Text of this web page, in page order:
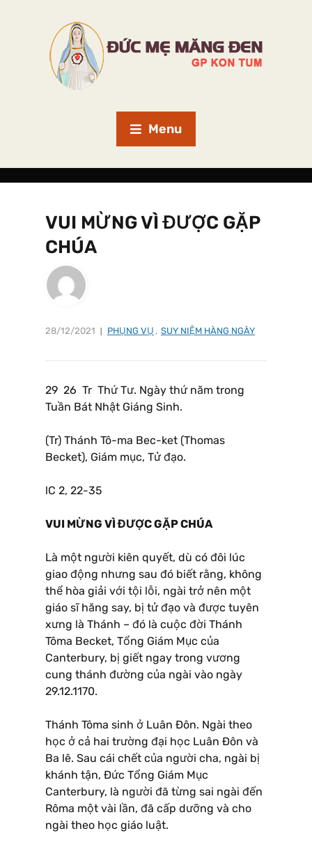
Menu
VUI MỪNG VÌ ĐƯỢC GẶP
CHÚA
28/12/2021 PHỤNG VỤ , SUY NIỆM HÀNG NGÀY
29 26 Tr Thứ Tư. Ngày thứ năm trong
Tuần Bát Nhật Giáng Sinh.
(Tr) Thánh Tô-ma Bec-ket (Thomas
Becket), Giám mục, Tử đạo.
lC 2, 22-35
VUI MỪNG VÌ ĐƯỢC GẶP CHÚA
Là một người kiên quyết, dù có đôi lúc
giao động nhưng sau đó biết rằng, không
thể hòa giải với tội lỗi, ngài trở nên một
giáo sĩ hăng say, bị tử đạo và được tuyên
xưng là Thánh – đó là cuộc đời Thánh
Tôma Becket, Tổng Giám Mục của
Canterbury, bị giết ngay trong vương
cung thánh đường của ngài vào ngày
29.12.1170.
Thánh Tôma sinh ở Luân Ðôn. Ngài theo
học ở cả hai trường đại học Luân Ðôn và
Ba lê. Sau cái chết của người cha, ngài bị
khánh tận, Ðức Tổng Giám Mục
Canterbury, là người đã từng sai ngài đến
Rôma một vài lần, đã cấp dưỡng và cho
ngài theo học giáo luật.